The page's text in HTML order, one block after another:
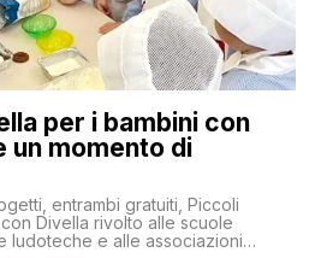
per i bambini con
un momento di
entrambi gratuiti, Piccoli
Divella rivolto alle scuole
ludoteche e alle associazioni